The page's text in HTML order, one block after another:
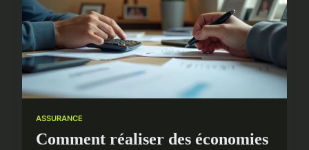
ASSURANCE
Comment réaliser des économies